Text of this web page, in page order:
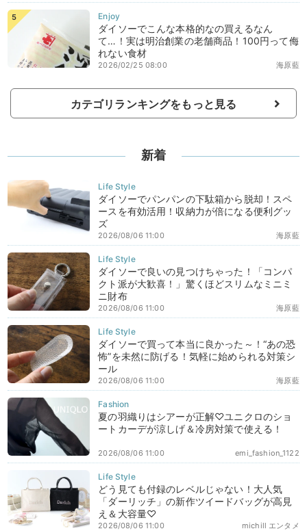
ダイソーでこんな本格的なの買えるなん
て…！実は明治創業の老舗商品！100円って侮
れない食材
海原藍
2026/02/25 08:00
カテゴリランキングをもっと見る
新着
ダイソーでパンパンの下駄箱から脱却！スペ
ースを有効活用！収納力が倍になる便利グッ
ズ
海原藍
2026/08/06 11:00
ダイソーで良いの見つけちゃった！「コンパ
クト派が大歓喜！」驚くほどスリムなミニミ
ニ財布
海原藍
2026/08/06 11:00
ダイソーで買って本当に良かった～！“あの恐
怖”を未然に防げる！気軽に始められる対策シ
ール
海原藍
2026/08/06 11:00
夏の羽織りはシアーが正解♡ユニクロのショ
ートカーデが涼しげ＆冷房対策で使える！
emi_fashion_1122
2026/08/06 11:00
どう見ても付録のレベルじゃない！大人気
「ダーリッチ」の新作ツイードバッグが高見
え＆大容量♡
michill エンタメ
2026/08/06 11:00